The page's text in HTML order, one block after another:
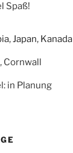
Spaß!
,Japan, Kanada
in Planung